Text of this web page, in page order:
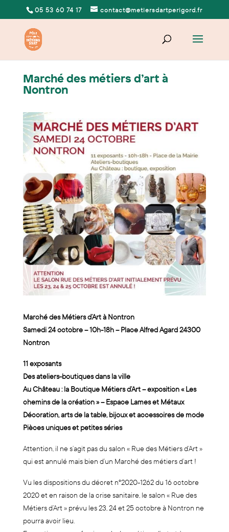
05 53 60 74 17 contact@metiersdartperigord.fr
Marché des métiers d’art à
Nontron
Marché des Métiers d’Art à Nontron
Samedi 24 octobre – 10h-18h – Place Alfred Agard 24300
Nontron
11 exposants
Des ateliers-boutiques dans la ville
Au Château : la Boutique Métiers d’Art – exposition « Les
chemins de la création » – Espace Lames et Métaux
Décoration, arts de la table, bijoux et accessoires de mode
Pièces uniques et petites séries
Attention, il ne s’agit pas du salon « Rue des Métiers d’Art »
qui est annulé mais bien d’un Marché des métiers d’art !
Vu les dispositions du décret n°2020-1262 du 16 octobre
2020 et en raison de la crise sanitaire, le salon « Rue des
Métiers d’Art » prévu les 23, 24 et 25 octobre à Nontron ne
pourra avoir lieu.